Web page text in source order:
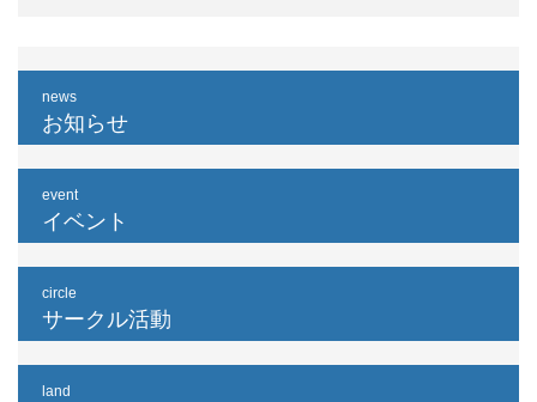
news
お知らせ
event
イベント
circle
サークル活動
land